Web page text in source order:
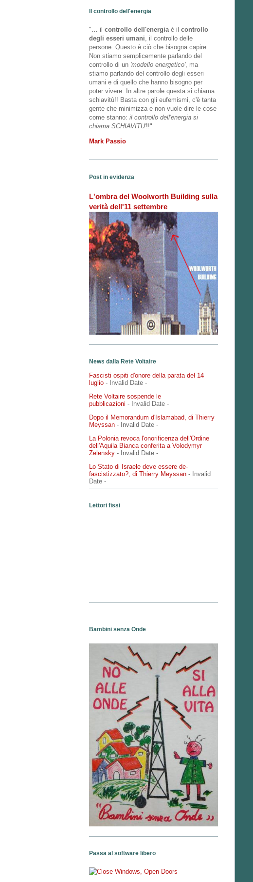
Il controllo dell'energia
"… il controllo dell'energiaè il controllo
degli esseri umani, il controllo delle
persone. Questo è ciò che bisogna capire.
Non stiamo semplicemente parlando del
controllo di un 'modello energetico', ma
stiamo parlando del controllo degli esseri
umani e di quello che hanno bisogno per
poter vivere. In altre parole questa si chiama
schiavitù!! Basta con gli eufemismi, c'è tanta
gente che minimizza e non vuole dire le cose
come stanno: il controllo dell'energia si
chiama SCHIAVITU'!!"
Mark Passio
Post in evidenza
L'ombra del Woolworth Building sulla
verità dell'11 settembre
News dalla Rete Voltaire
Fascisti ospiti d'onore della parata del 14
luglio - Invalid Date -
Rete Voltaire sospende le
pubblicazioni - Invalid Date -
Dopo il Memorandum d'Islamabad, di Thierry
Meyssan - Invalid Date -
La Polonia revoca l'onorificenza dell'Ordine
dell'Aquila Bianca conferita a Volodymyr
Zelensky - Invalid Date -
Lo Stato di Israele deve essere de-
fascistizzato?, di Thierry Meyssan - Invalid
Date -
Lettori fissi
Bambini senza Onde
Passa al software libero